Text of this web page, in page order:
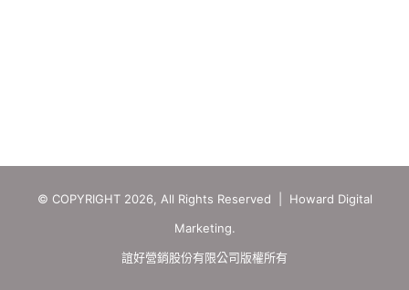
© COPYRIGHT 2026, All Rights Reserved | Howard Digital
Marketing.
誼好營銷股份有限公司版權所有